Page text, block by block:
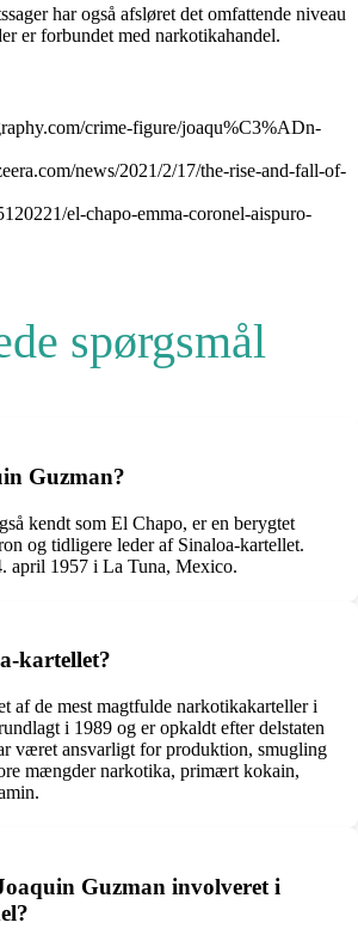
har også afsløret det omfattende niveau
er forbundet med narkotikahandel.
crime-figure/joaqu%C3%ADn-
news/2021/2/17/the-rise-and-fall-of-
el-chapo-emma-coronel-aispuro-
spørgsmål
Guzman?
kendt som El Chapo, er en berygtet
og tidligere leder af Sinaloa-kartellet.
april 1957 i La Tuna, Mexico.
kartellet?
af de mest magtfulde narkotikakarteller i
i 1989 og er opkaldt efter delstaten
været ansvarligt for produktion, smugling
mængder narkotika, primært kokain,
Guzman involveret i